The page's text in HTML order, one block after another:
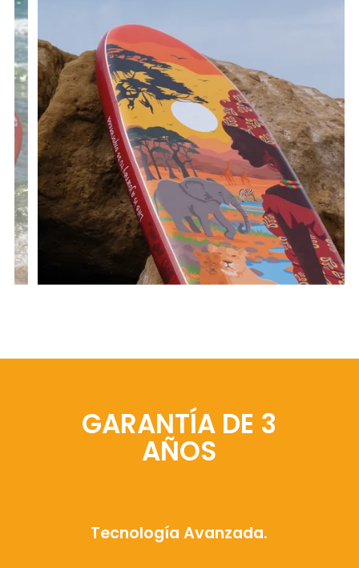
GARANTÍA DE 3
AÑOS
Tecnología Avanzada.